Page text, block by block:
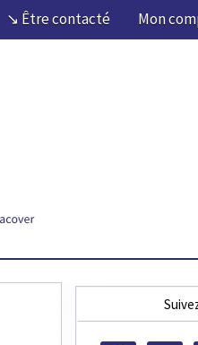
↘ Être contacté Mon